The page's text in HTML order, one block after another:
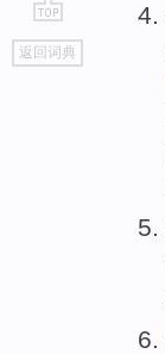
go
top
返回词典